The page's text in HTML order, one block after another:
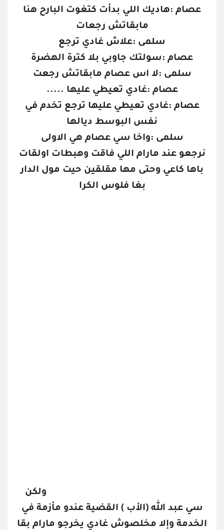
عصام :هاديك اللي بدأت كتغوت البارح هنا
مابقاتش رجعات
سلمى :علاش غادي ترجع
عصام :سولتك جاوبي بلا كترة الهضرة
سلمى :لا اس عصام مابقاتش رجعت
عصام :غادي تعيطي عليها .....
عصام :غادي تعيطي عليها ترجع تخدم في
نفس البوسط ديالها
سلمى :واخا سي عصام هي الاولى
نرجعو عند مارام اللي فاقت وهبطات اولقات
باها كاعي وحتى مها مقلقين حيت مول الدار
بغا فلوس الكرا
ولكن
سي عبد الله (الأب ) القضية عندو مأزمة في
الخدمة وإلا مخلصوش غادي يخرجو مارام بقا